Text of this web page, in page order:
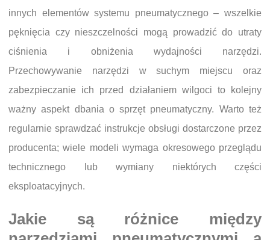
innych elementów systemu pneumatycznego – wszelkie
pęknięcia czy nieszczelności mogą prowadzić do utraty
ciśnienia i obniżenia wydajności narzędzi.
Przechowywanie narzędzi w suchym miejscu oraz
zabezpieczanie ich przed działaniem wilgoci to kolejny
ważny aspekt dbania o sprzęt pneumatyczny. Warto też
regularnie sprawdzać instrukcje obsługi dostarczone przez
producenta; wiele modeli wymaga okresowego przeglądu
technicznego lub wymiany niektórych części
eksploatacyjnych.
Jakie są różnice między